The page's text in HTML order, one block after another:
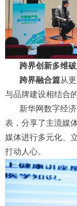
跨界创新多维
跨界融合篇从
与品牌建设相结合
新华网数字经
表，分享了主流媒
媒体进行多元化、
打动人心。